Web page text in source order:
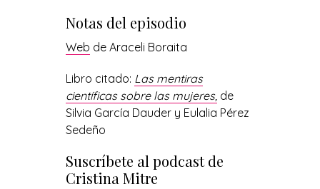
Notas del episodio
Web de Araceli Boraita
Libro citado: Las mentiras
científicas sobre las mujeres,de
Silvia García Dauder y Eulalia Pérez
Sedeño
Suscríbete al podcast de
Cristina Mitre